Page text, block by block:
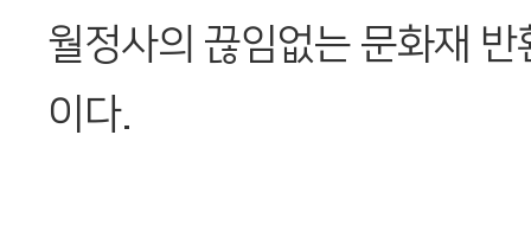
월정사의 끊임없는 문화재
이다.